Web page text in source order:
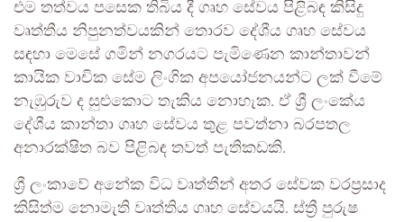
එම තත්වය පසෙක තිබිය දී ගෘහ සේවය පිළිබඳ කිසිදු
වෘත්තීය නිපුනත්වයකින් තොරව දේශීය ගෘහ සේවය
සඳහා මෙසේ ගමින් නගරයට පැමිණෙන කාන්තාවන්
කායික වාචික සේම ලිංගික අපයෝජනයන්ට ලක් වීමේ
නැඹුරුව ද සුළුකොට තැකිය නොහැක. ඒ ශ්‍රී ලංකේය
දේශීය කාන්තා ගෘහ සේවය තුළ පවත්නා බරපතල
අනාරක්ෂිත බව පිළිබඳ තවත් පැතිකඩකි.
ශ්‍රී ලංකාවේ අනේක විධ වෘත්තීන් අතර සේවක වරප්‍රසාද
කිසිත්ම නොමැති වෘත්තිය ගෘහ සේවයයි. ස්ත්‍රී පුරුෂ